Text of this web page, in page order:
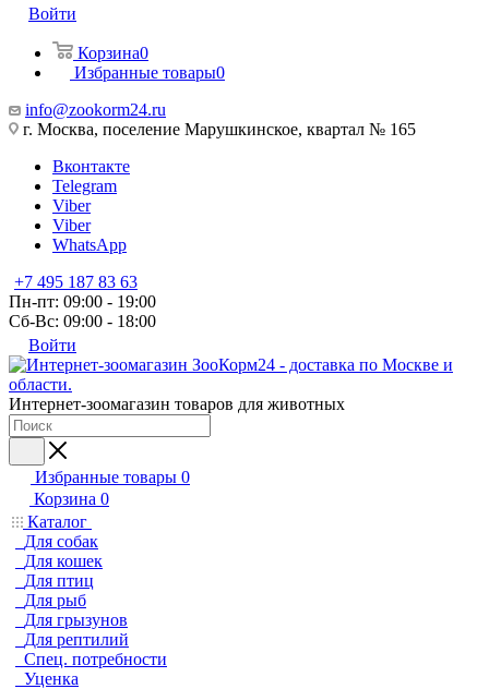
Войти
Корзина0
Избранные товары0
info@zookorm24.ru
г. Москва, поселение Марушкинское, квартал № 165
Вконтакте
Telegram
Viber
Viber
WhatsApp
+7 495 187 83 63
Пн-пт: 09:00 - 19:00
Сб-Вс: 09:00 - 18:00
Войти
Интернет-зоомагазин товаров для животных
Избранные товары 0
Корзина 0
Каталог
Для собак
Для кошек
Для птиц
Для рыб
Для грызунов
Для рептилий
Спец. потребности
Уценка